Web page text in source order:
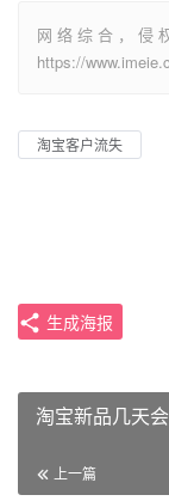
网络综合，侵
https://
淘宝客户流失
生成海报
淘宝新品几天
上一篇